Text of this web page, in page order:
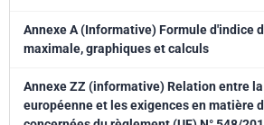
Annexe A (Informative) Formule d'indice
maximale, graphiques et calculs
Annexe ZZ (informative) Relation entre
européenne et les exigences en matière